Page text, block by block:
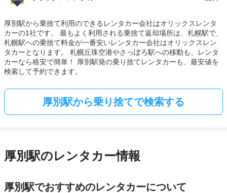
厚別駅から乗捨て利用のできるレンタカー会社はオリックスレンタ
カーの1社です。 最もよく利用される乗捨て返却場所は、札幌駅で、
札幌駅への乗捨て料金が一番安いレンタカー会社はオリックスレン
タカーとなります。 札幌丘珠空港やさっぽろ駅への移動も、レンタ
カーなら格安で簡単！ 厚別駅発の乗り捨てレンタカーも、最安値を
検索して予約できます。
厚別駅から乗り捨てで検索する
厚別駅のレンタカー情報
厚別駅でおすすめのレンタカーについて